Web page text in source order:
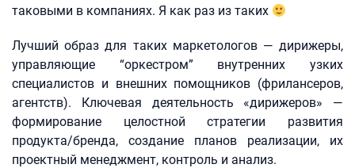
таковыми в компаниях. Я как раз из таких
Лучший образ для таких маркетологов — дирижеры,
управляющие “оркестром” внутренних узких
специалистов и внешних помощников (фрилансеров,
агентств). Ключевая деятельность «дирижеров» —
формирование целостной стратегии развития
продукта/бренда, создание планов реализации, их
проектный менеджмент, контроль и анализ.